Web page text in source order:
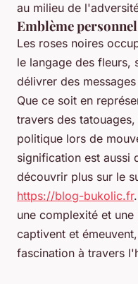
au milieu de
Emblème
Les roses noires
le langage des fleurs,
délivrer des
Que ce soit en
travers des
politique lors de
signification est aussi
découvrir plus sur le
https://blog-bukolic.fr
une complexité et
captivent et
fascination à travers